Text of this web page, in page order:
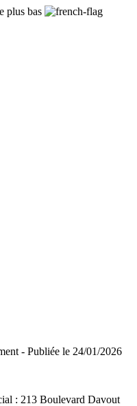
plus bas
- Publiée le 24/01/2026
: 213 Boulevard Davout